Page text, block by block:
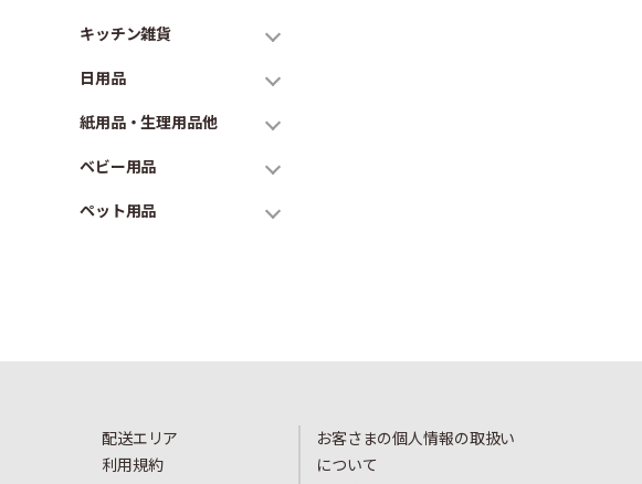
キッチン雑貨
日用品
紙用品・生理用品他
ベビー用品
ペット用品
配送エリア
利用規約
お客さまの個人情報の取扱い
について